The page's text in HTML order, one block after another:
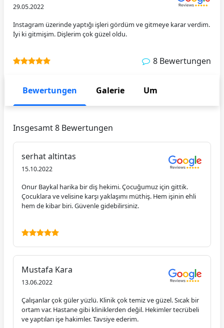
Arzt
29.05.2022
Instagram üzerinde yaptığı işleri gördüm ve gitmeye karar verdim.
İyi ki gitmişim. Dişlerim çok güzel oldu.
8 Bewertungen
Bewertungen Galerie Um
Insgesamt 8 Bewertungen
serhat altintas
15.10.2022
Onur Baykal harika bir diş hekimi. Çocuğumuz için gittik.
Çocuklara ve velisine karşı yaklaşımı müthiş. Hem işinin ehli
hem de kibar biri. Güvenle gidebilirsiniz.
Mustafa Kara
13.06.2022
Çalışanlar çok güler yüzlü. Klinik çok temiz ve güzel. Sıcak bir
ortam var. Hastane gibi kliniklerden değil. Hekimler tecrübeli
ve yaptıları işe hakimler. Tavsiye ederim.